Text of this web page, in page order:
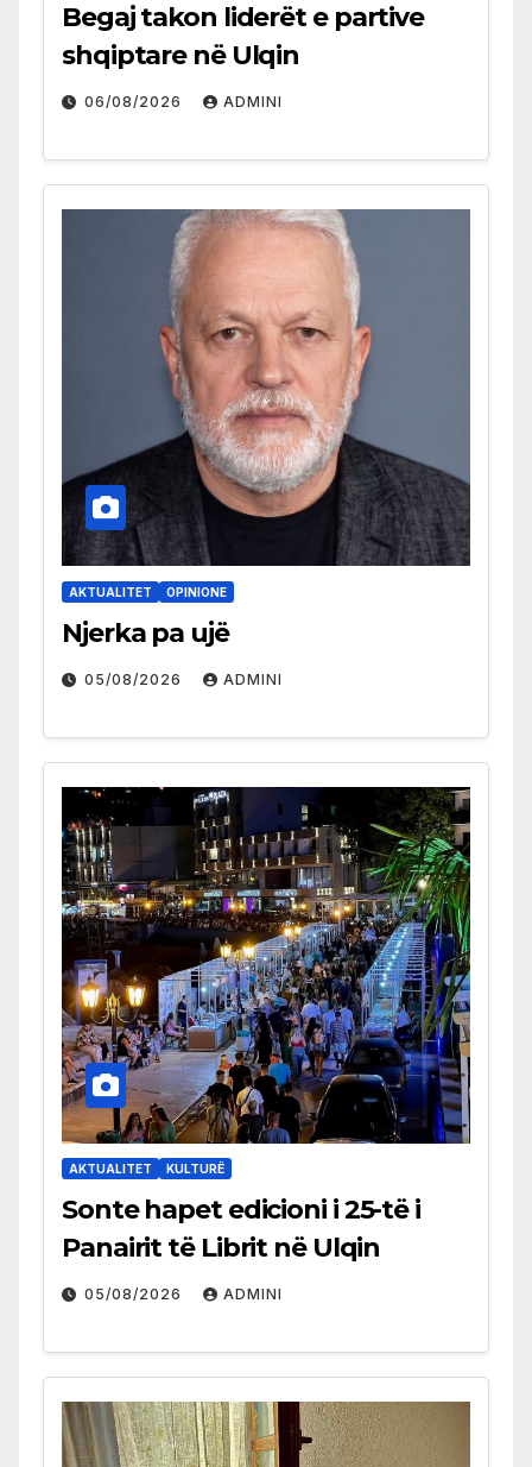
Begaj takon liderët e partive
shqiptare në Ulqin
06/08/2026 ADMINI
AKTUALITET OPINIONE
Njerka pa ujë
05/08/2026 ADMINI
AKTUALITET KULTURË
Sonte hapet edicioni i 25-të i
Panairit të Librit në Ulqin
05/08/2026 ADMINI